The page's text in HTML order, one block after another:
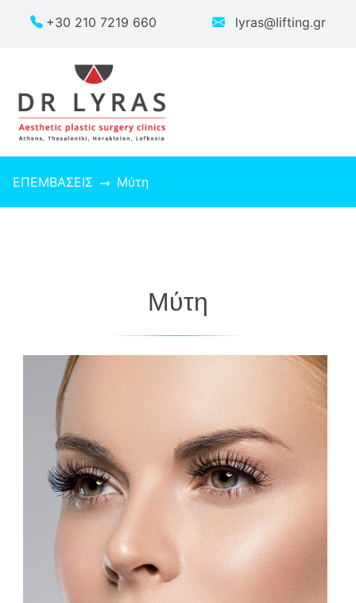
+30 210 7219 660 lyras@lifting.gr
ΕΠΕΜΒΑΣΕΙΣ Μύτη
Μύτη